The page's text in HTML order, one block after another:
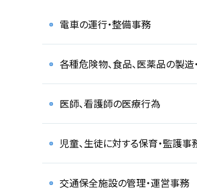
電車の運行・整備事務
各種危険物、食品、医薬品の製造
医師、看護師の医療行為
児童、生徒に対する保育・監護事
交通保全施設の管理・運営事務